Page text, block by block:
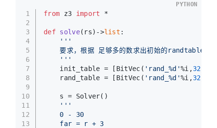
1
2
3
4
5
6
7
8
9
10
11
12
13
from z3 import *
def solve( rs)->list :
'''
    要求，根据 足够多的数求出初始的randtable
    '''
    init_table = [BitVec(
'rand_%d'%i,32
    rand_table = [BitVec(
'rand_%d'%i,32
    s = Solver()
'''
    0 - 30
    far = r + 3
PYTHON